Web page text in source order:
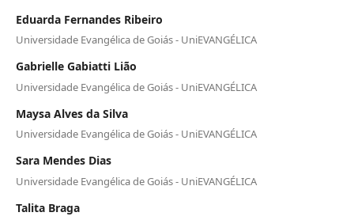
Eduarda Fernandes Ribeiro
Universidade Evangélica de Goiás - UniEVANGÉLICA
Gabrielle Gabiatti Lião
Universidade Evangélica de Goiás - UniEVANGÉLICA
Maysa Alves da Silva
Universidade Evangélica de Goiás - UniEVANGÉLICA
Sara Mendes Dias
Universidade Evangélica de Goiás - UniEVANGÉLICA
Talita Braga